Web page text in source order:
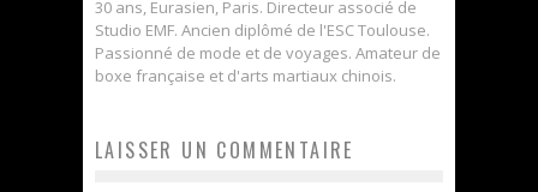
30 ans, Eurasien, Paris. Directeur associé de
Studio EMF. Ancien diplômé de l'ESC Toulouse.
Passionné de mode et de voyages. Amateur de
boxe française et d'arts martiaux chinois.
LAISSER UN COMMENTAIRE